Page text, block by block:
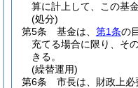
算に計上して、この基
(処分)
第5条
基金は、 第1条の
充てる場合に限り、そ
きる。
(繰替運用)
第6条
市長は、財政上